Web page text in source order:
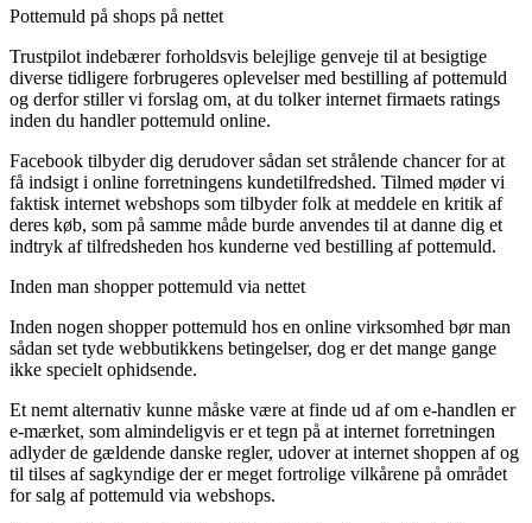
Pottemuld på shops på nettet
Trustpilot indebærer forholdsvis belejlige genveje til at besigtige
diverse tidligere forbrugeres oplevelser med bestilling af pottemuld
og derfor stiller vi forslag om, at du tolker internet firmaets ratings
inden du handler pottemuld online.
Facebook tilbyder dig derudover sådan set strålende chancer for at
få indsigt i online forretningens kundetilfredshed. Tilmed møder vi
faktisk internet webshops som tilbyder folk at meddele en kritik af
deres køb, som på samme måde burde anvendes til at danne dig et
indtryk af tilfredsheden hos kunderne ved bestilling af pottemuld.
Inden man shopper pottemuld via nettet
Inden nogen shopper pottemuld hos en online virksomhed bør man
sådan set tyde webbutikkens betingelser, dog er det mange gange
ikke specielt ophidsende.
Et nemt alternativ kunne måske være at finde ud af om e-handlen er
e-mærket, som almindeligvis er et tegn på at internet forretningen
adlyder de gældende danske regler, udover at internet shoppen af og
til tilses af sagkyndige der er meget fortrolige vilkårene på området
for salg af pottemuld via webshops.